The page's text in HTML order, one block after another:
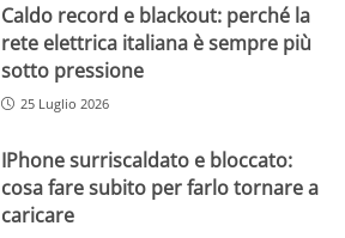
Caldo record e blackout: perché la
rete elettrica italiana è sempre più
sotto pressione
25 Luglio 2026
IPhone surriscaldato e bloccato:
cosa fare subito per farlo tornare a
caricare